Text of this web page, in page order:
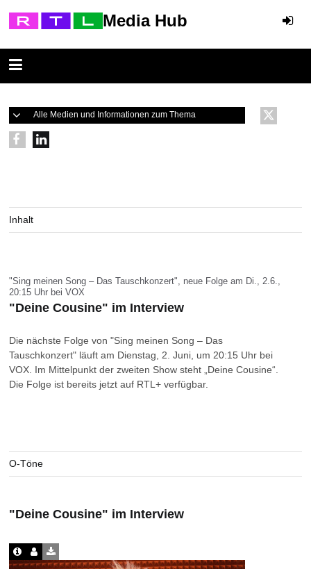
Media Hub
Alle Medien und Informationen zum Thema
Inhalt
"Sing meinen Song – Das Tauschkonzert", neue Folge am Di., 2.6.,
20:15 Uhr bei VOX
"Deine Cousine" im Interview
Die nächste Folge von "Sing meinen Song – Das
Tauschkonzert" läuft am Dienstag, 2. Juni, um 20:15 Uhr bei
VOX. Im Mittelpunkt der zweiten Show steht „Deine Cousine“.
Die Folge ist bereits jetzt auf RTL+ verfügbar.
O-Töne
"Deine Cousine" im Interview